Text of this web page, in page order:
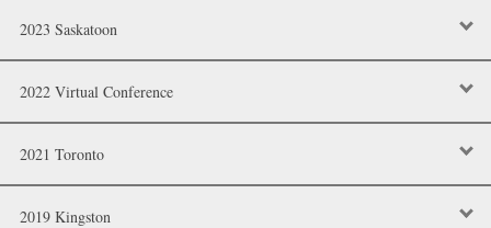
2023 Saskatoon
2022 Virtual Conference
2021 Toronto
2019 Kingston